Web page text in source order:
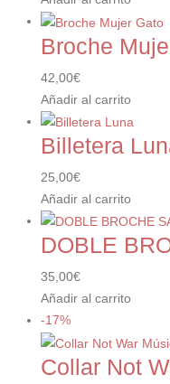
original
era:
actual
es:
29,75€.
Broche
42,00€
Añadir al carrito
Billetera
25,00€
Añadir al carrito
DOBLE
35,00€
Añadir al carrito
-17%
Collar Not